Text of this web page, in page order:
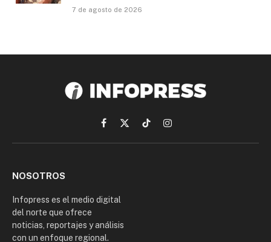
7 de agosto de 2026
Facebook
X
(Twitter)
TikTokInstagram
NOSOTROS
Infopress es el medio digital
del norte que ofrece
noticias, reportajes y análisis
con un enfoque regional.